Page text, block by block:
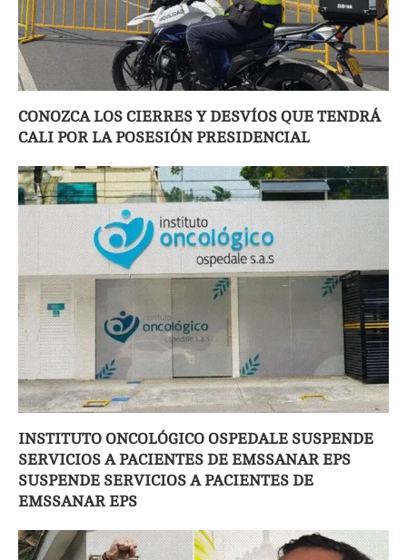
CONOZCA LOS CIERRES Y DESVÍOS QUE TENDRÁ
CALI POR LA POSESIÓN PRESIDENCIAL
INSTITUTO ONCOLÓGICO OSPEDALE SUSPENDE
SERVICIOS A PACIENTES DE EMSSANAR EPS
SUSPENDE SERVICIOS A PACIENTES DE
EMSSANAR EPS